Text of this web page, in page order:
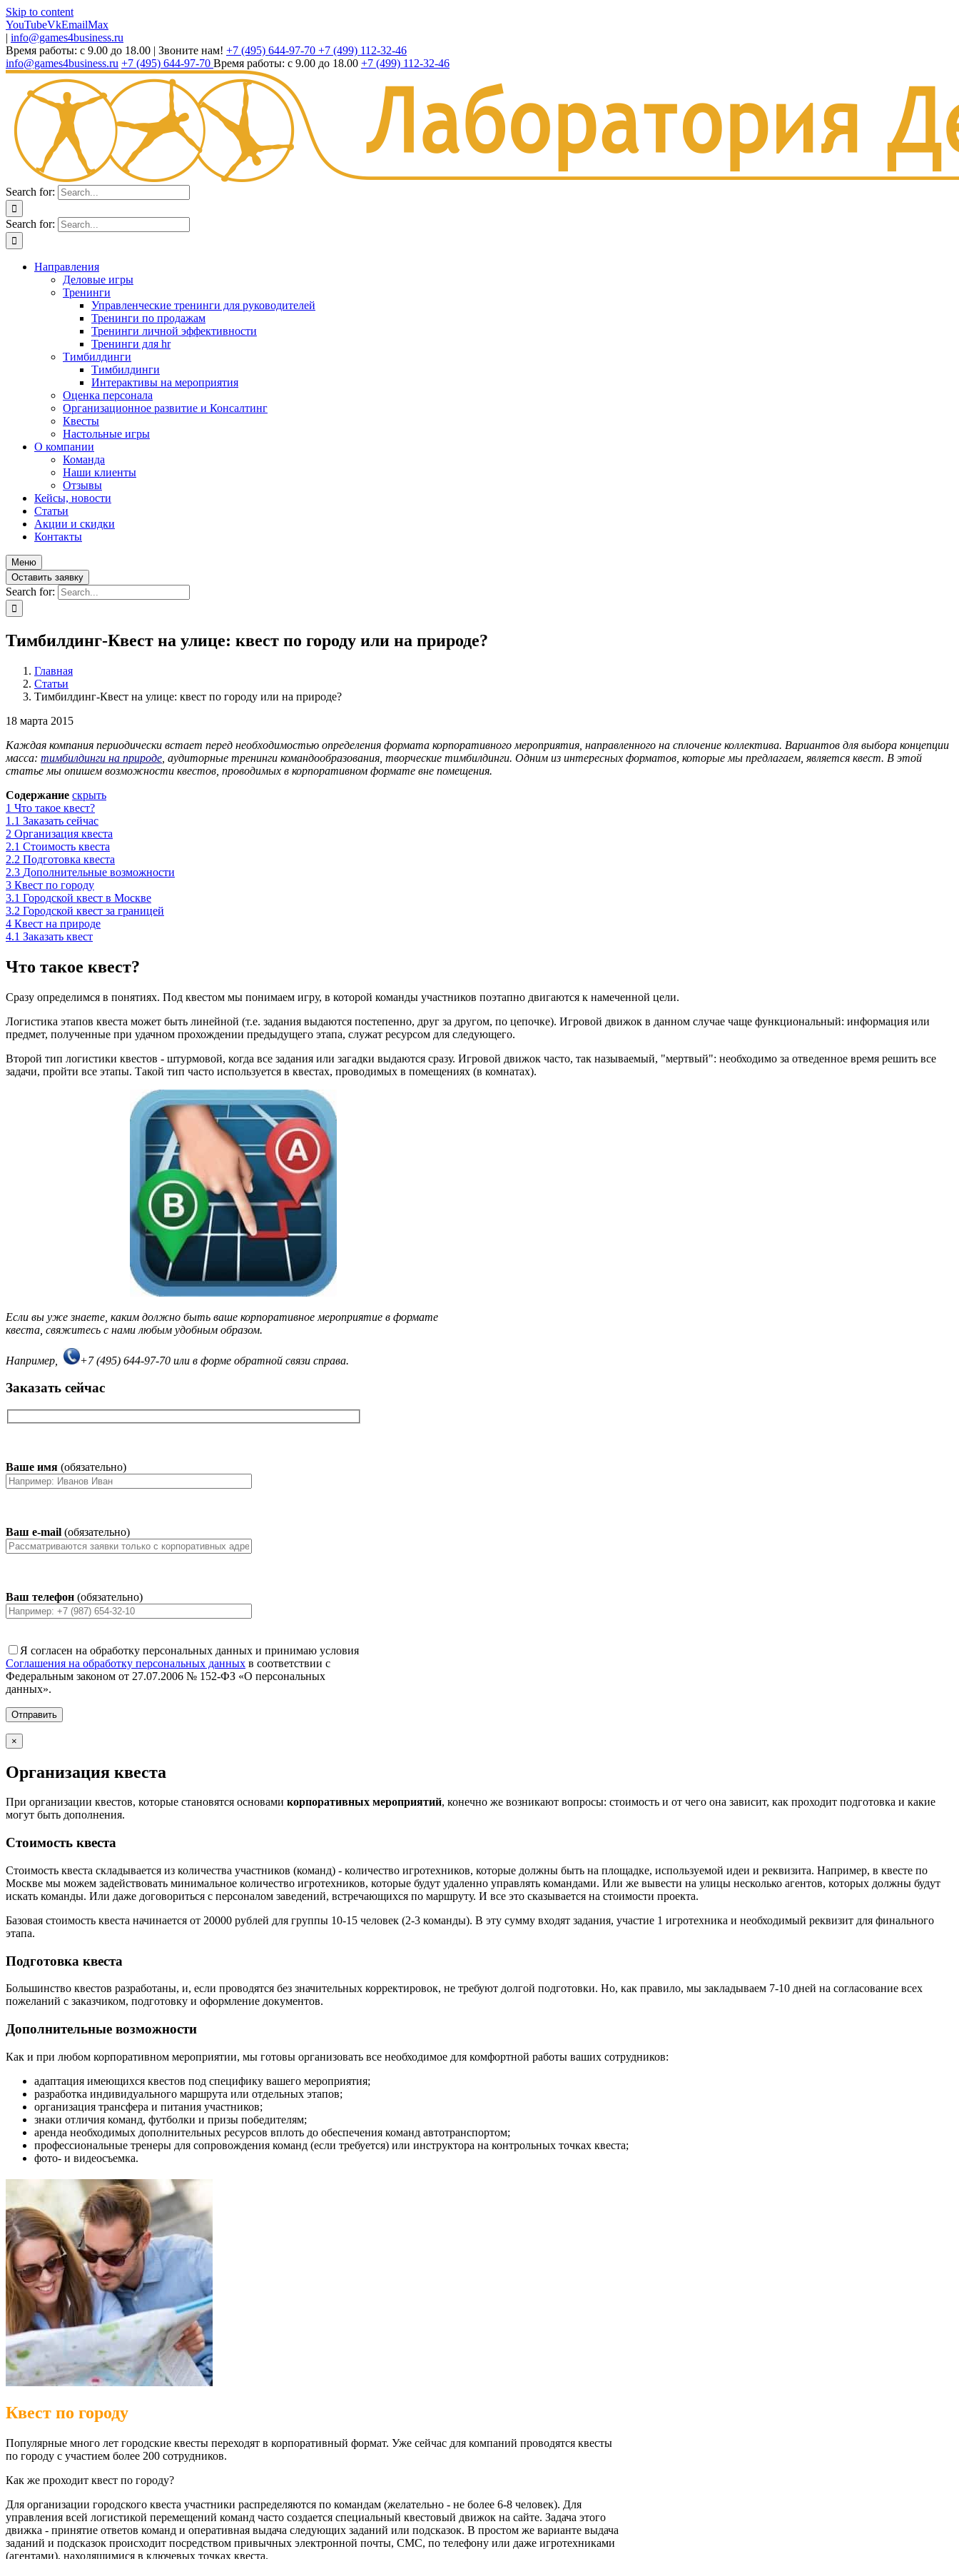
Skip to content
YouTubeVkEmailMax
| info@games4business.ru
Время работы: с 9.00 до 18.00 | Звоните нам! +7 (495) 644-97-70 +7 (499) 112-32-46
info@games4business.ru +7 (495) 644-97-70 Время работы: с 9.00 до 18.00 +7 (499) 112-32-46
Search for:
Search for:
Направления
Деловые игры
Тренинги
Управленческие тренинги для руководителей
Тренинги по продажам
Тренинги личной эффективности
Тренинги для hr
Тимбилдинги
Тимбилдинги
Интерактивы на мероприятия
Оценка персонала
Организационное развитие и Консалтинг
Квесты
Настольные игры
О компании
Команда
Наши клиенты
Отзывы
Кейсы, новости
Статьи
Акции и скидки
Контакты
Меню
Оставить заявку
Search for:
Тимбилдинг-Квест на улице: квест по городу или на природе?
Главная
Статьи
Тимбилдинг-Квест на улице: квест по городу или на природе?
18 марта 2015
Каждая компания периодически встает перед необходимостью определения формата корпоративного мероприятия, направленного на сплочение коллектива. Вариантов для выбора концепции
масса: тимбилдинги на природе , аудиторные тренинги командообразования, творческие тимбилдинги. Одним из интересных форматов, которые мы предлагаем, является квест. В этой
статье мы опишем возможности квестов, проводимых в корпоративном формате вне помещения.
Содержание скрыть
1 Что такое квест?
1.1 Заказать сейчас
2 Организация квеста
2.1 Стоимость квеста
2.2 Подготовка квеста
2.3 Дополнительные возможности
3 Квест по городу
3.1 Городской квест в Москве
3.2 Городской квест за границей
4 Квест на природе
4.1 Заказать квест
Что такое квест?
Сразу определимся в понятиях. Под квестом мы понимаем игру, в которой команды участников поэтапно двигаются к намеченной цели.
Логистика этапов квеста может быть линейной (т.е. задания выдаются постепенно, друг за другом, по цепочке). Игровой движок в данном случае чаще функциональный: информация или
предмет, полученные при удачном прохождении предыдущего этапа, служат ресурсом для следующего.
Второй тип логистики квестов - штурмовой, когда все задания или загадки выдаются сразу. Игровой движок часто, так называемый, "мертвый": необходимо за отведенное время решить все
задачи, пройти все этапы. Такой тип часто используется в квестах, проводимых в помещениях (в комнатах).
Если вы уже знаете, каким должно быть ваше корпоративное мероприятие в формате
квеста, свяжитесь с нами любым удобным образом.
Например, +7 (495) 644-97-70 или в форме обратной связи справа.
Заказать сейчас
Ваше имя (обязательно)
Ваш e-mail (обязательно)
Ваш телефон (обязательно)
Я согласен на обработку персональных данных и принимаю условия
Соглашения на обработку персональных данных в соответствии с
Федеральным законом от 27.07.2006 № 152-ФЗ «О персональных
данных».
×
Организация квеста
При организации квестов, которые становятся основами корпоративных мероприятий, конечно же возникают вопросы: стоимость и от чего она зависит, как проходит подготовка и какие
могут быть дополнения.
Стоимость квеста
Стоимость квеста складывается из количества участников (команд) - количество игротехников, которые должны быть на площадке, используемой идеи и реквизита. Например, в квесте по
Москве мы можем задействовать минимальное количество игротехников, которые будут удаленно управлять командами. Или же вывести на улицы несколько агентов, которых должны будут
искать команды. Или даже договориться с персоналом заведений, встречающихся по маршруту. И все это сказывается на стоимости проекта.
Базовая стоимость квеста начинается от 20000 рублей для группы 10-15 человек (2-3 команды). В эту сумму входят задания, участие 1 игротехника и необходимый реквизит для финального
этапа.
Подготовка квеста
Большинство квестов разработаны, и, если проводятся без значительных корректировок, не требуют долгой подготовки. Но, как правило, мы закладываем 7-10 дней на согласование всех
пожеланий с заказчиком, подготовку и оформление документов.
Дополнительные возможности
Как и при любом корпоративном мероприятии, мы готовы организовать все необходимое для комфортной работы ваших сотрудников:
адаптация имеющихся квестов под специфику вашего мероприятия;
разработка индивидуального маршрута или отдельных этапов;
организация трансфера и питания участников;
знаки отличия команд, футболки и призы победителям;
аренда необходимых дополнительных ресурсов вплоть до обеспечения команд автотранспортом;
профессиональные тренеры для сопровождения команд (если требуется) или инструктора на контрольных точках квеста;
фото- и видеосъемка.
Квест по городу
Популярные много лет городские квесты переходят в корпоративный формат. Уже сейчас для компаний проводятся квесты
по городу с участием более 200 сотрудников.
Как же проходит квест по городу?
Для организации городского квеста участники распределяются по командам (желательно - не более 6-8 человек). Для
управления всей логистикой перемещений команд часто создается специальный квестовый движок на сайте. Задача этого
движка - принятие ответов команд и оперативная выдача следующих заданий или подсказок. В простом же варианте выдача
заданий и подсказок происходит посредством привычных электронной почты, СМС, по телефону или даже игротехниками
(агентами), находящимися в ключевых точках квеста.